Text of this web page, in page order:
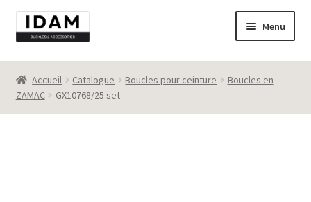
Aller
à
Aller
au
Menu
Catalogue
New
Accueil Catalogue Boucles pour ceinture
Boucles en
ZAMAC
GX10768/25 set